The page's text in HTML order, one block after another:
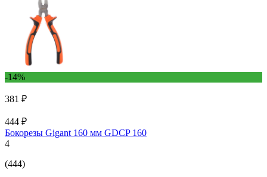
-14%
381 ₽
444 ₽
Бокорезы Gigant 160 мм GDCP 160
4
(444)